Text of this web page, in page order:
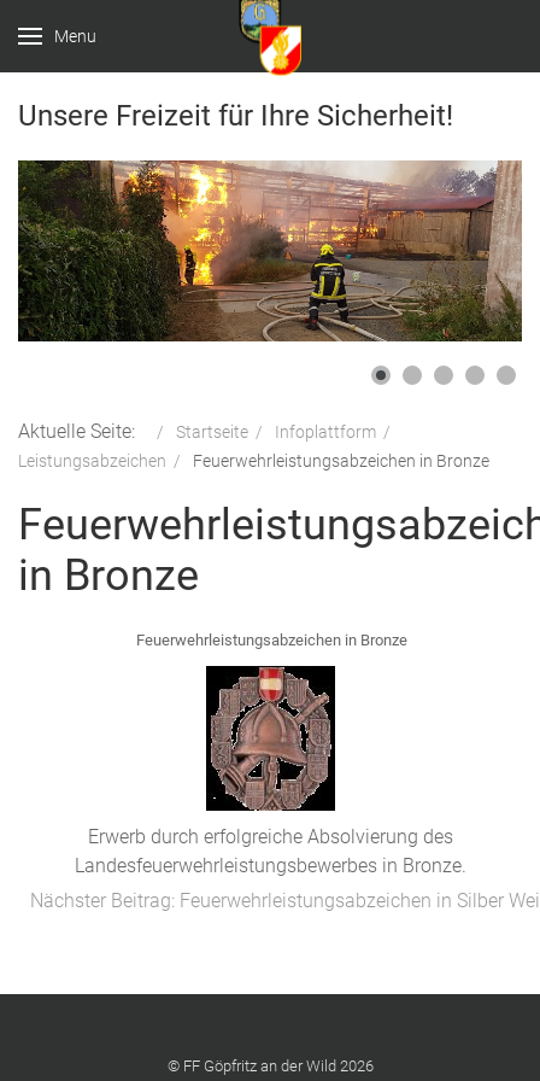
Menu
Unsere Freizeit für Ihre Sicherheit!
Aktuelle Seite: Startseite
Infoplattform
Leistungsabzeichen
Feuerwehrleistungsabzeichen in Bronze
in Bronze
Feuerwehrleistungsabzeichen in Bronze
Erwerb durch erfolgreiche Absolvierung des
Landesfeuerwehrleistungsbewerbes in Bronze.
Nächster Beitrag: Feuerwehrleistungsabzeichen in Silber
© FF Göpfritz an der Wild 2026